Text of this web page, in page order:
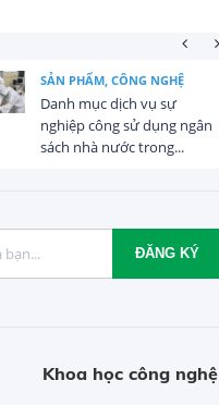
SẢN PHẨM, CÔNG NGHỆ
Danh mục dịch vụ sự
nghiệp công sử dụng ngân
sách nhà nước trong...
ĐĂNG KÝ
Khoa học công nghệ